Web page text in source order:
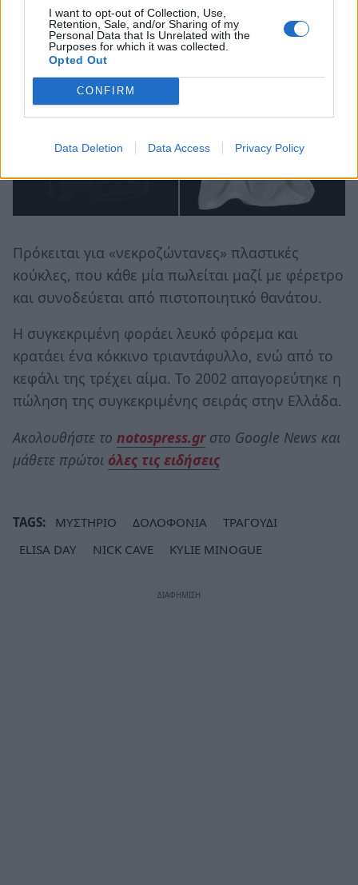
I want to opt-out of Collection, Use,
Retention, Sale, and/or Sharing of my
Personal Data that Is Unrelated with the
Purposes for which it was collected.
Opted Out
CONFIRM
Data Deletion Data Access Privacy Policy
Πρόκειται για «νεκροζώντανες» πλαστικές
κούκλες, που κάθε μία πωλείται μαζί με φέρετρο
και συνοδεύεται από πιστοποιητικό θανάτου.
H συγκεκριμένη φοράει λευκό φόρεμα και
κρατάει ένα κόκκινο τριαντάφυλλο, ενώ από το
κεφάλι της τρέχει αίμα. Το 2002 απαγορεύτηκε η
πώληση της συγκεκριμένης σειράς στην Ελλάδα.
Ακολουθήστε το notospress.grστο Google News και
μάθετε πρώτοι όλες τις ειδήσεις
TAGS: ΜΥΣΤΗΡΙΟ ΔΟΛΟΦΟΝΙΑ
ΤΡΑΓΟΥΔΙ
ELISA DAY
NICK CAVE KYLIE MINOGUE